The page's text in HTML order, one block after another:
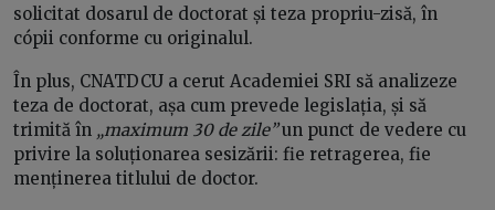
solicitat dosarul de doctorat și teza propriu-zisă, în
cópii conforme cu originalul.
În plus, CNATDCU a cerut Academiei SRI să analizeze
teza de doctorat, așa cum prevede legislația, și să
trimită în „maximum 30 de zile”un punct de vedere cu
privire la soluționarea sesizării: fie retragerea, fie
menținerea titlului de doctor.